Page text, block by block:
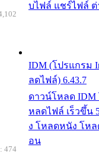
บไฟล์ แชร์ไฟล์ ต่
IDM (โปรแกรม
ลดไฟล์) 6.43.7
ดาวน์โหลด IDM
หลดไฟล์ เร็วขึ้น
ง โหลดหนัง โหล
อน
474